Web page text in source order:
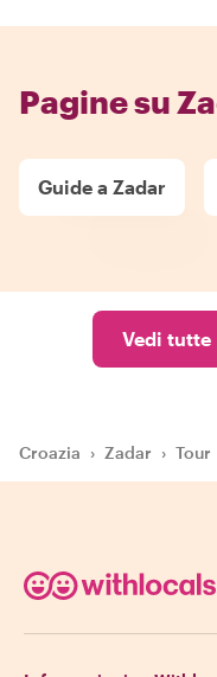
Pagine su
Guide a Zadar
Vedi tutte
Croazia › Zadar › Tour